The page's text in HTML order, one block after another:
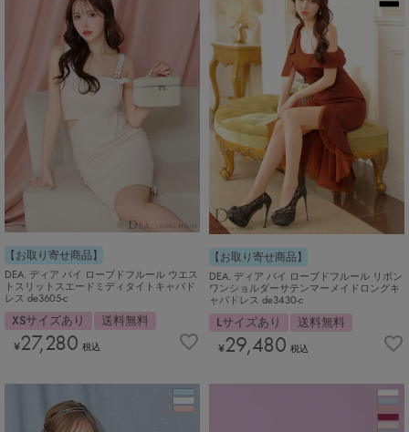
【お取り寄せ商品】
DEA. ディア バイ ローブドフルール ウエス
トスリットスエードミディタイトキャバド
レス de3605-c
XSサイズあり 送料無料
¥27,280 税込
【お取り寄せ商品】
DEA. ディア バイ ローブドフルール リボン
ワンショルダーサテンマーメイドロングキ
ャバドレス de3430-c
Lサイズあり 送料無料
¥29,480 税込